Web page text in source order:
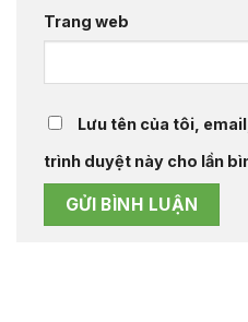
Trang web
Lưu tên của tôi,
trình duyệt này cho lần